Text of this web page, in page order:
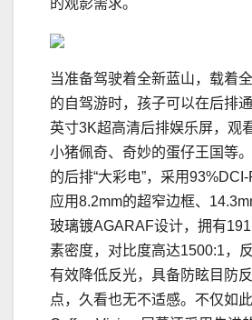
的观影需求。
当准备驾驶着全新蓝山，载着
的自驾游时，孩子可以在后排
英寸3K超高清后排娱乐屏，观
小猪佩奇、奇妙的蛋仔王国等
的后排“大彩电”，采用93%DCI-
应用8.2mm的超窄边框、
玻璃镀AGARAF设计，拥有
素密度，对比度高达1500:1，
有效降低反光，具备防眩目防
点，久看也无不适感。不仅如